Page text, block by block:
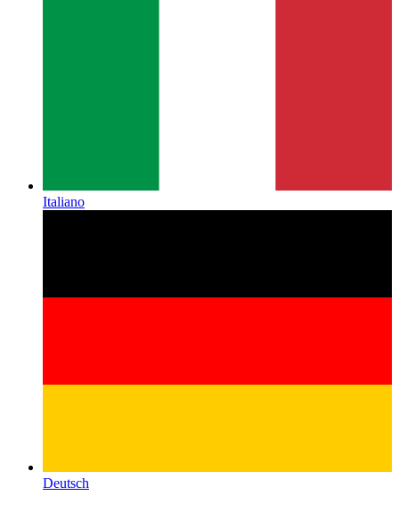
Italiano
Deutsch